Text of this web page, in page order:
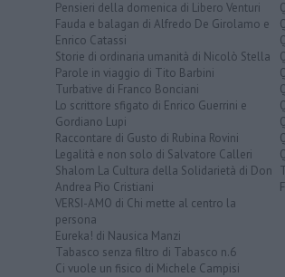
Pensieri della domenica di Libero Venturi
Fauda e balagan di Alfredo De Girolamo e
Enrico Catassi
Storie di ordinaria umanità di Nicolò Stella
Parole in viaggio di Tito Barbini
Turbative di Franco Bonciani
Lo scrittore sfigato di Enrico Guerrini e
Gordiano Lupi
Raccontare di Gusto di Rubina Rovini
Legalità e non solo di Salvatore Calleri
Shalom La Cultura della Solidarietà di Don
Andrea Pio Cristiani
VERSI-AMO di Chi mette al centro la
persona
Eureka! di Nausica Manzi
Tabasco senza filtro di Tabasco n.6
Ci vuole un fisico di Michele Campisi